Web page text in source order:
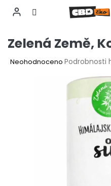
naZelená Země,
Průměrné
Neohodnoceno Podrobnosti